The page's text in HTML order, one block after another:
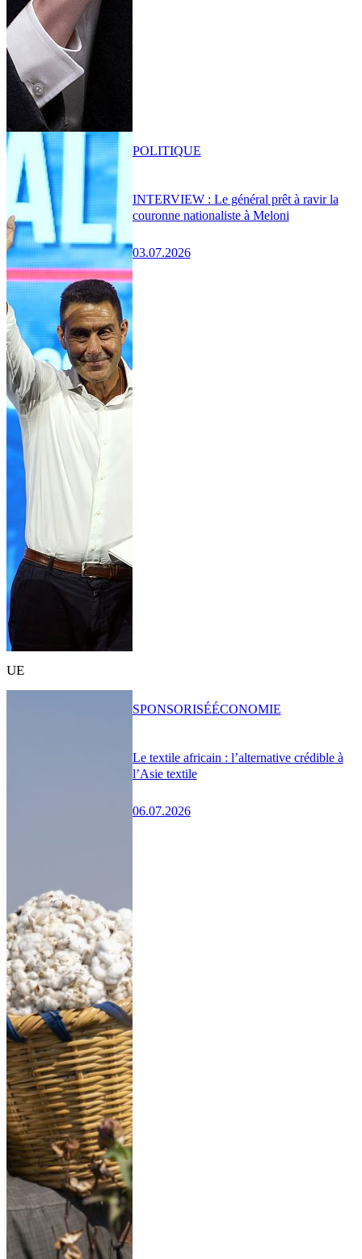
INTERVIEW : Le général prêt à ravir la
couronne nationaliste à Meloni
03.07.2026
POLITIQUE
UE
Le textile africain : l’alternative crédible à
l’Asie textile
06.07.2026
SPONSORISÉÉCONOMIE